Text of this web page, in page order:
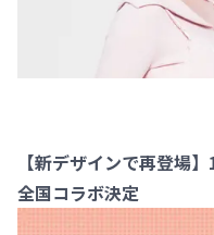
【新デザインで再登場
全国コラボ決定